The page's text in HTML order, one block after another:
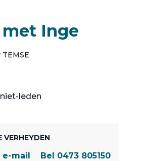
met Inge
leden
VERHEYDEN
e-mail Bel 0473 805150